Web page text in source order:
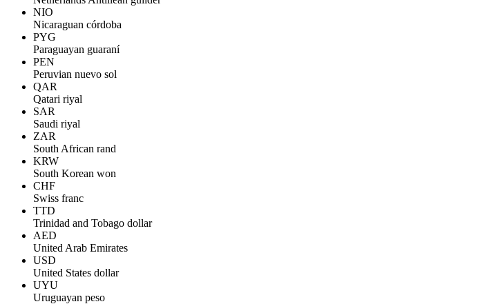
NIO
Nicaraguan córdoba
PYG
Paraguayan guaraní
PEN
Peruvian nuevo sol
QAR
Qatari riyal
SAR
Saudi riyal
ZAR
South African rand
KRW
South Korean won
CHF
Swiss franc
TTD
Trinidad and Tobago dollar
AED
United Arab Emirates
USD
United States dollar
UYU
Uruguayan peso